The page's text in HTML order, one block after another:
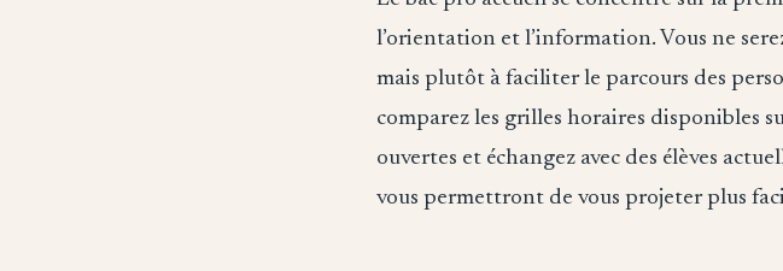
l’orientation et l’information. Vous ne
mais plutôt à faciliter le parcours des
comparez les grilles horaires disponibles
ouvertes et échangez avec des élèves
vous permettront de vous projeter plus